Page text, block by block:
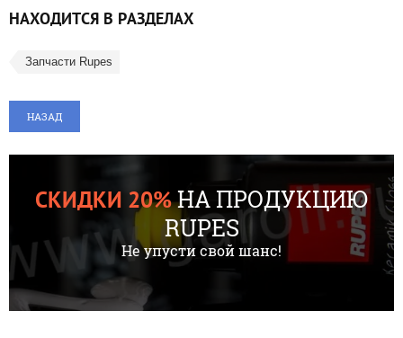
НАХОДИТСЯ В РАЗДЕЛАХ
Запчасти Rupes
НАЗАД
СКИДКИ 20%НА ПРОДУКЦИЮ
RUPES
Не упусти свой шанс!